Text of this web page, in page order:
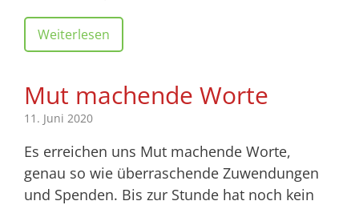
Weiterlesen
Mut machende Worte
11. Juni 2020
Es erreichen uns Mut machende Worte,
genau so wie überraschende Zuwendungen
und Spenden. Bis zur Stunde hat noch kein